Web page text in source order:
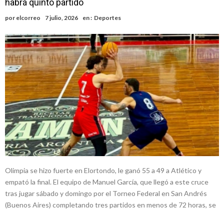
Faltas por presuntas irregularidades
Villada: el viento provocó el desprendimiento del techo del galpón
del ferrocarril
Violento robo en la zona rural de Firmat: maniataron a una pareja de
adultos mayores
Colecta solidaria de juguetes en Firmat para el EPI y el Hospital
Vilela
habrá quinto partido
por elcorreo 7 julio, 2026 en : Deportes
Olimpia se hizo fuerte en Elortondo, le ganó 55 a 49 a Atlético y
empató la final. El equipo de Manuel García, que llegó a este cruce
tras jugar sábado y domingo por el Torneo Federal en San Andrés
(Buenos Aires) completando tres partidos en menos de 72 horas, se